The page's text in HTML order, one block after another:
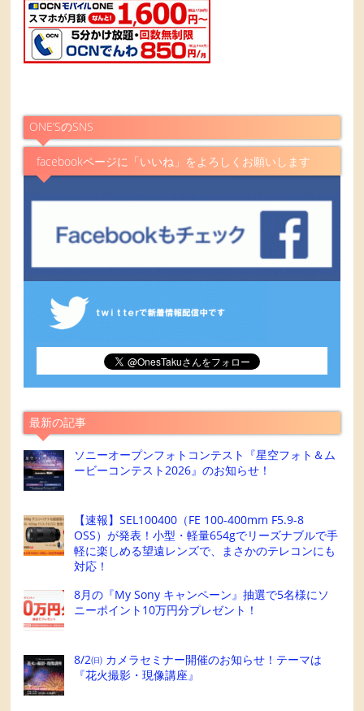
ONE’SのSNS
facebookページに「いいね」をよろしくお願いします
最新の記事
ソニーオープンフォトコンテスト『星空フォト＆ム
ービーコンテスト2026』のお知らせ！
【速報】SEL100400（FE 100-400mm F5.9-8
OSS）が発表！小型・軽量654gでリーズナブルで手
軽に楽しめる望遠レンズで、まさかのテレコンにも
対応！
8月の『My Sony キャンペーン』抽選で5名様にソ
ニーポイント10万円分プレゼント！
8/2㈰ カメラセミナー開催のお知らせ！テーマは
『花火撮影・現像講座』